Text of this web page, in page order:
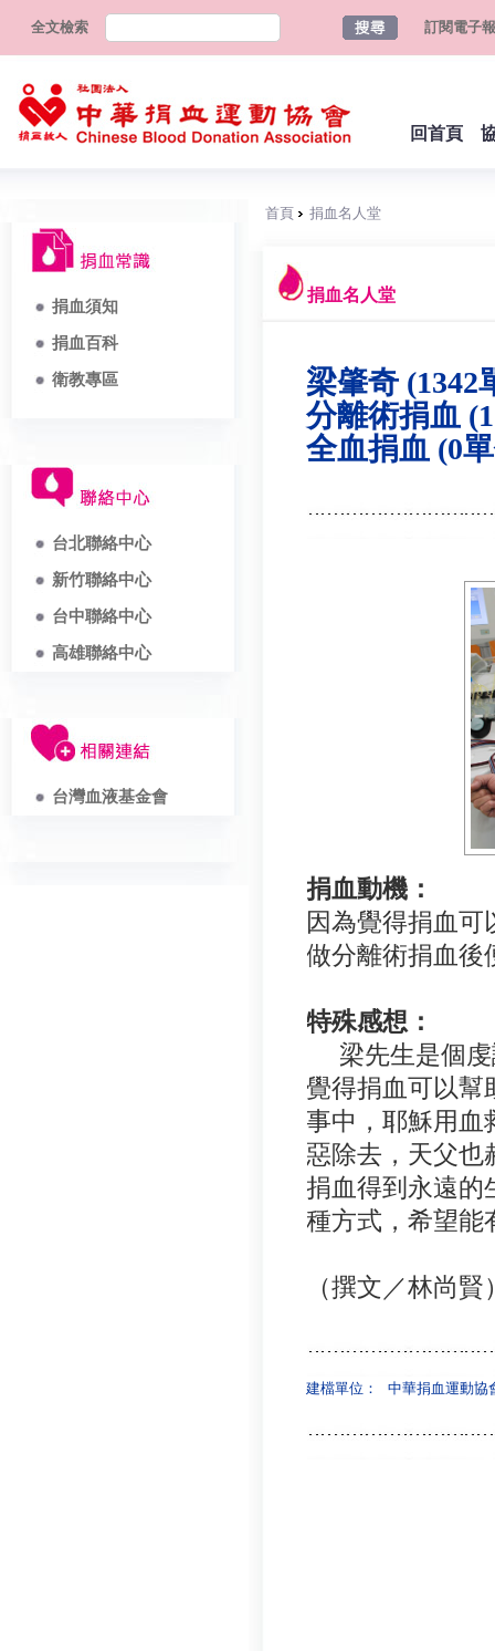
全文檢索 訂閱電子報
回首頁
捐血須知
捐血百科
衛教專區
台北聯絡中心
新竹聯絡中心
台中聯絡中心
高雄聯絡中心
台灣血液基金會
首頁 捐血名人堂
捐血名人堂
梁肇奇 (1342
分離術捐血
全血捐血 (0
捐血動機：
因為覺得捐血
做分離術捐血後
特殊感想：
梁先生是個
覺得捐血可以幫
事中，耶穌用血
惡除去，天父也
捐血得到永遠的
種方式，希望能
（撰文／林尚賢
建檔單位： 中華捐血運動協